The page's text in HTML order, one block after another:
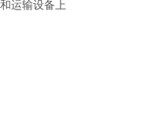
运输设备上